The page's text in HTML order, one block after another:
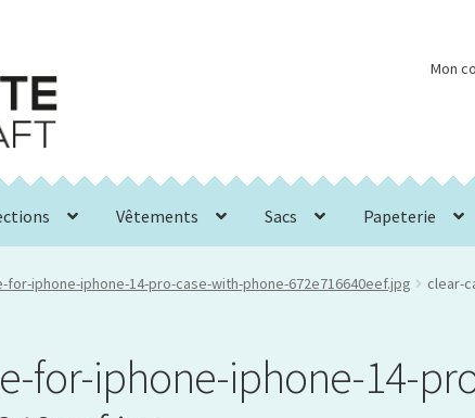
Mon
Vêtements Sacs Papeterie
for-iphone-iphone-14-pro-case-with-phone-672e716640eef.jpg clear-
for-iphone-iphone-14-